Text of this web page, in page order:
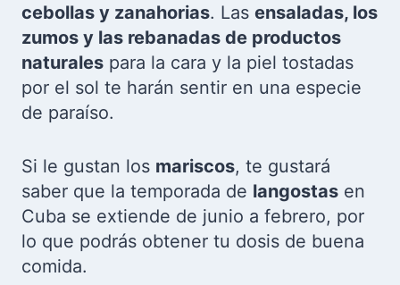
cebollas y zanahorias. Las ensaladas, los
zumos y las rebanadas de productos
naturales para la cara y la piel tostadas
por el sol te harán sentir en una especie
de paraíso.
Si le gustan los mariscos, te gustará
saber que la temporada de langostas en
Cuba se extiende de junio a febrero, por
lo que podrás obtener tu dosis de buena
comida.